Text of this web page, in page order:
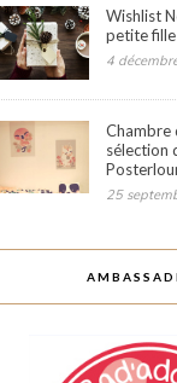
Wishlist
petite
4
Chambre
sélection
25